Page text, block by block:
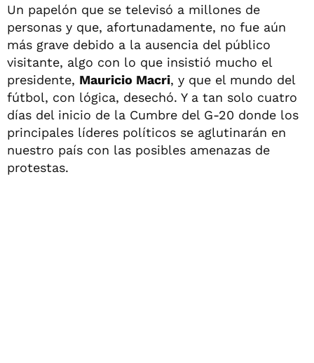
Un papelón que se televisó a millones de
personas y que, afortunadamente, no fue aún
más grave debido a la ausencia del público
visitante, algo con lo que insistió mucho el
presidente, Mauricio Macri, y que el mundo del
fútbol, con lógica, desechó. Y a tan solo cuatro
días del inicio de la Cumbre del G-20 donde los
principales líderes políticos se aglutinarán en
nuestro país con las posibles amenazas de
protestas.